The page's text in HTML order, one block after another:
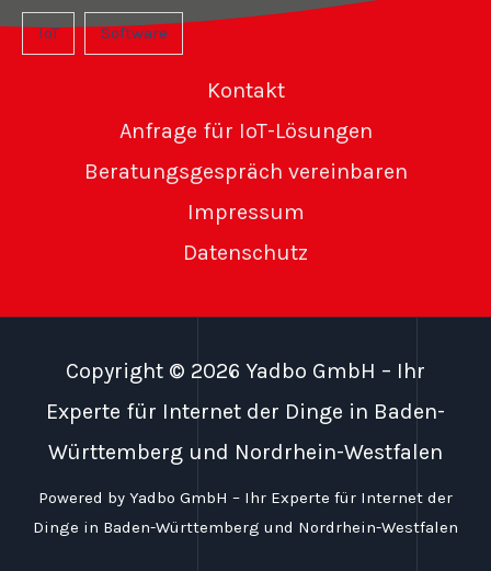
IoT Software
Kontakt
Anfrage für IoT-Lösungen
Beratungsgespräch vereinbaren
Impressum
Datenschutz
Copyright © 2026 Yadbo GmbH – Ihr
Experte für Internet der Dinge in Baden-
Württemberg und Nordrhein-Westfalen
Powered by Yadbo GmbH – Ihr Experte für Internet der
Dinge in Baden-Württemberg und Nordrhein-Westfalen